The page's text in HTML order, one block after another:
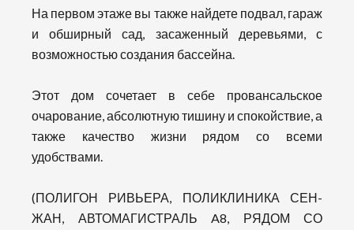
На первом этаже вы также найдете подвал, гараж
и обширный сад, засаженный деревьями, с
возможностью создания бассейна.
Этот дом сочетает в себе провансальское
очарование, абсолютную тишину и спокойствие, а
также качество жизни рядом со всеми
удобствами.
(ПОЛИГОН РИВЬЕРА, ПОЛИКЛИНИКА СЕН-
ЖАН, АВТОМАГИСТРАЛЬ A8, РЯДОМ СО